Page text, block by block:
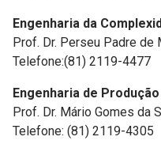
Engenharia da
Prof. Dr. Perseu Padre de
Telefone:(81) 2119-4477
Engenharia de
Prof. Dr. Mário Gomes da
Telefone: (81) 2119-4305